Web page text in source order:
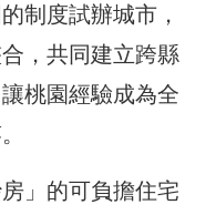
制度試辦城市，
，共同建立跨縣
桃園經驗成為全
」的可負擔住宅